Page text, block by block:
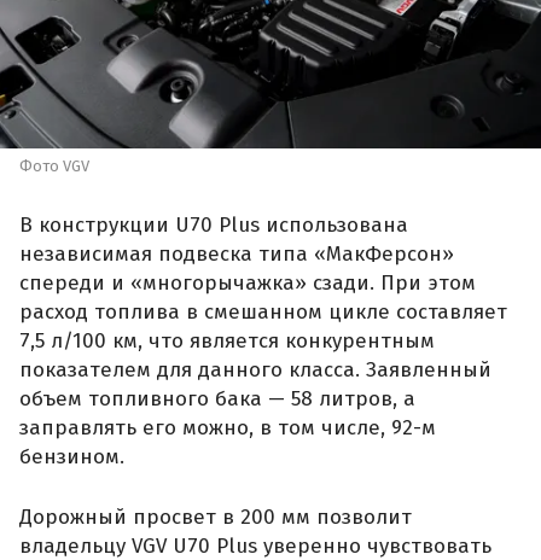
Фото VGV
В конструкции U70 Plus использована
независимая подвеска типа «МакФерсон»
спереди и «многорычажка» сзади. При этом
расход топлива в смешанном цикле составляет
7,5 л/100 км, что является конкурентным
показателем для данного класса. Заявленный
объем топливного бака — 58 литров, а
заправлять его можно, в том числе, 92-м
бензином.
Дорожный просвет в 200 мм позволит
владельцу VGV U70 Plus уверенно чувствовать